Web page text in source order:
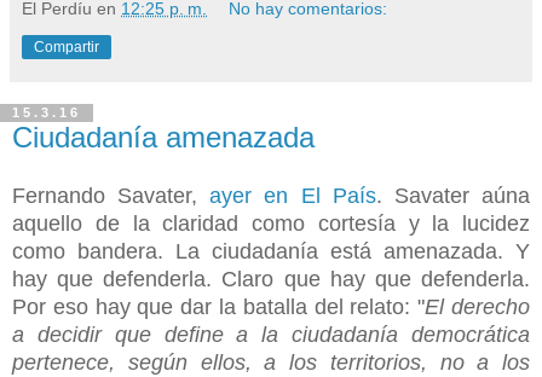
El Perdíu en 12:25 p. m. No hay comentarios:
Compartir
15.3.16
Ciudadanía amenazada
Fernando Savater,ayer en El País. Savater aúna
aquello de la claridad como cortesía y la lucidez
como bandera. La ciudadanía está amenazada. Y
hay que defenderla. Claro que hay que defenderla.
Por eso hay que dar la batalla del relato: "El derecho
a decidir que define a la ciudadanía democrática
pertenece, según ellos, a los territorios, no a los